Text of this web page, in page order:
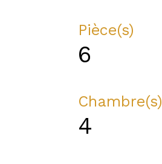
Pièce(s)
6
Chambre(s)
4